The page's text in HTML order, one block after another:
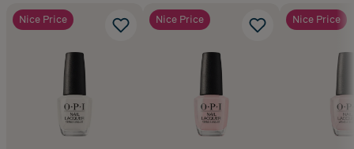
Nice Price Nice Price Nice Price